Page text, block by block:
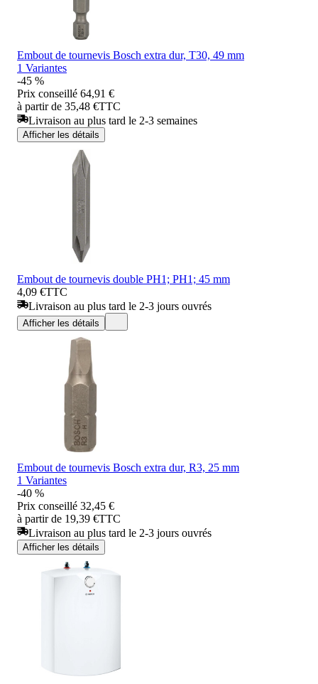
Embout de tournevis Bosch extra dur, T30, 49 mm
1 Variantes
-45 %
Prix conseillé 64,91 €
à partir de 35,48 €TTC
Livraison au plus tard le 2-3 semaines
Afficher les détails
Embout de tournevis double PH1; PH1; 45 mm
4,09 €TTC
Livraison au plus tard le 2-3 jours ouvrés
Afficher les détails
Embout de tournevis Bosch extra dur, R3, 25 mm
1 Variantes
-40 %
Prix conseillé 32,45 €
à partir de 19,39 €TTC
Livraison au plus tard le 2-3 jours ouvrés
Afficher les détails